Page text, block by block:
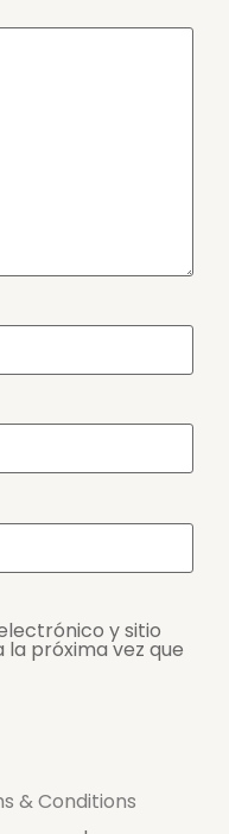
y sitio
próxima vez que
& Conditions